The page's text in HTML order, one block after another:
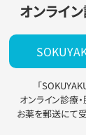
オンライ
「
オンライン診療
お薬を郵送にて